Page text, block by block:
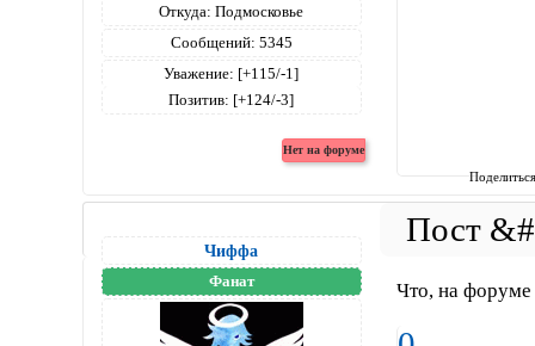
Откуда: Подмосковье
Сообщений: 5345
Уважение: [+115/-1]
Позитив: [+124/-3]
Чиффа
Фанат Что, на